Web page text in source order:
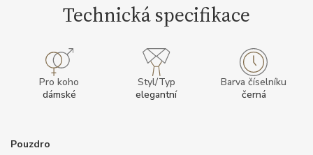
Technická specifikace
Pro koho
dámské
Styl/Typ
elegantní
Barva číselníku
černá
Pouzdro